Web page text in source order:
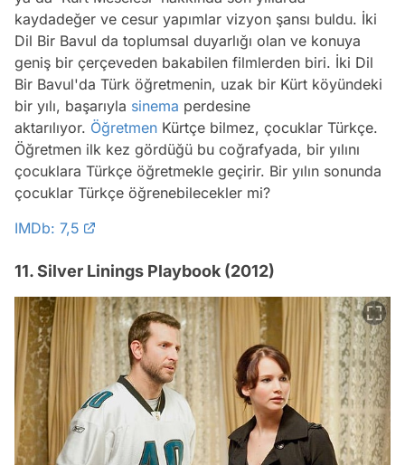
kaydadeğer ve cesur yapımlar vizyon şansı buldu. İki
Dil Bir Bavul da toplumsal duyarlığı olan ve konuya
geniş bir çerçeveden bakabilen filmlerden biri. İki Dil
Bir Bavul'da Türk öğretmenin, uzak bir Kürt köyündeki
bir yılı, başarıyla sinema perdesine
aktarılıyor. Öğretmen Kürtçe bilmez, çocuklar Türkçe.
Öğretmen ilk kez gördüğü bu coğrafyada, bir yılını
çocuklara Türkçe öğretmekle geçirir. Bir yılın sonunda
çocuklar Türkçe öğrenebilecekler mi?
IMDb: 7,5
11. Silver Linings Playbook (2012)